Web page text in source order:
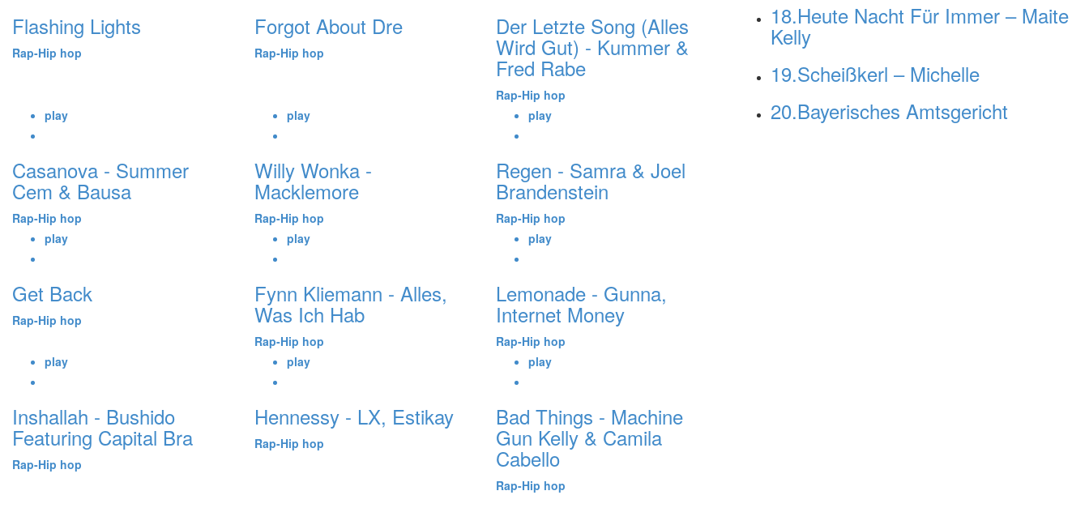
Flashing Lights
Rap-Hip hop
Forgot About Dre
Rap-Hip hop
Der Letzte Song (Alles
Wird Gut) - Kummer &
Fred Rabe
Rap-Hip hop
play
Casanova - Summer
Cem & Bausa
Rap-Hip hop
play
Willy Wonka -
Macklemore
Rap-Hip hop
play
Regen - Samra & Joel
Brandenstein
Rap-Hip hop
play
Get Back
Rap-Hip hop
play
Fynn Kliemann - Alles,
Was Ich Hab
Rap-Hip hop
play
Lemonade - Gunna,
Internet Money
Rap-Hip hop
play
Inshallah - Bushido
Featuring Capital Bra
Rap-Hip hop
play
Hennessy - LX, Estikay
Rap-Hip hop
play
Bad Things - Machine
Gun Kelly & Camila
Cabello
Rap-Hip hop
18.Heute Nacht Für Immer – Maite
Kelly
19.Scheißkerl – Michelle
20.Bayerisches Amtsgericht